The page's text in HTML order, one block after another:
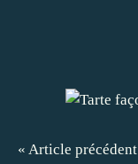
« Article précédent